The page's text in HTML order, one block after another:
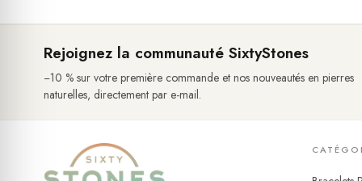
ancienne comme dans les traditions orientales, il est associé
dans sa manière de s'exprimer. Ensemble, ces deux pierres
Entretien & port au quotidien
montage sur élastique : pas de fermoir, pas de clip, aucune
un rinçage à l'eau claire après un bain en mer ou en piscine
Rejoignez la communauté SixtyStones
−10 % sur votre première commande et nos nouveautés en pierres
naturelles, directement par e-mail.